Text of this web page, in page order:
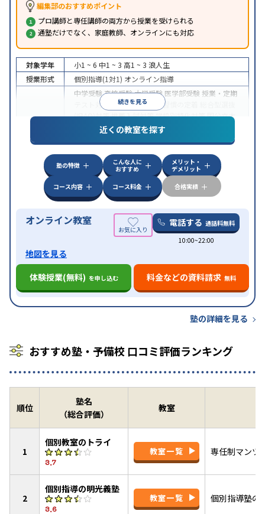
編集部のおすすめポイント
プロ講師と専任講師の両方から授業を受けられる
通塾だけでなく、家庭教師、オンラインにも対応
続きを見る
対象学年 小1 ~ 6 中1 ~ 3 高1 ~ 3 浪人生
授業形式
個別指導(1対1) オンライン指導
中学受験高校受験大学受験 医学部受験 授業・定期
テスト対策
内申点対策 学習習慣の定着
(旧AO)対策推薦入試対策学校別特化対策国公立大
私大対策共通テスト対策
英語・英会話特化
特徴
中高一貫校生に対応授業の振替可能 不登校生に対
オンライン対応 1科目から受講可能季節講習の
みの受講可
自習室あり
近くの教室を探す
塾の特徴
こんな人に
おすすめ
メリット・
デメリット
コース内容
コース料金 合格実績
オンライン教室 電話する 通話料無料
10:00~22:00
地図を見る
体験授業(無料) を申し込む 料金などの資料請求 無料
塾の詳細を見る
おすすめ塾・予備校 口コミ評価ランキング
順位
塾名
（総合評価）
教室
1
個別教室のトライ
3.7
教室一覧 専任制マンツ
2
個別指導の明光義塾
3.6
教室一覧 個別指導塾の